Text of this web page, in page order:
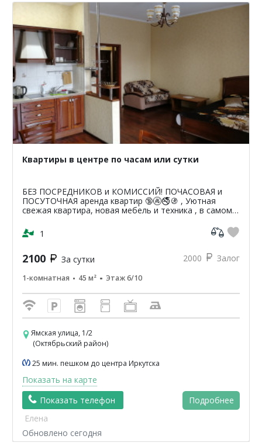
Квартиры в центре по часам или сутки
БЕЗ ПОСРЕДНИКОВ и КОМИССИЙ! ПОЧАСОВАЯ и
ПОСУТОЧНАЯ аренда квартир 🔞🚱🚭🚯 , Уютная
свежая квартира, новая мебель и техника , в самом
, А.Невско...
1
2100 За сутки 2000 Залог
1-комнатная 45 м² Этаж 6/10
Ямская улица, 1/2
(Октябрьский район)
25 мин. пешком до центра Иркутска
Показать на карте
Показать телефон
Подробнее
Елена
Обновлено сегодня